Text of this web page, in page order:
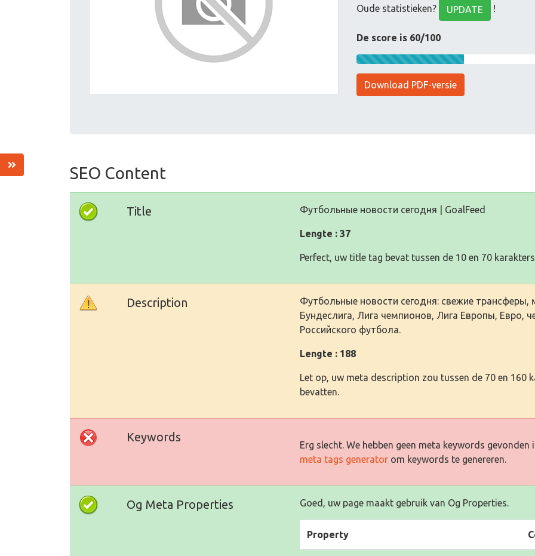
Oude statistieken? UPDATE !
De score is 60/100
Download PDF-versie
SEO Content
Title Футбольные новости сегодня | GoalFeed
Lengte : 37
Perfect, uw title tag bevat tussen de 10 en 70
Description
Футбольные новости сегодня: свежие
Бундеслига, Лига чемпионов, Лига Европы, Евро,
Российского футбола.
Lengte : 188
Let op, uw meta description zou tussen de 70 en 160
bevatten.
Keywords
Erg slecht. We hebben geen meta keywords
meta tags generator om keywords te genereren.
Og Meta Properties Goed, uw page maakt gebruik van Og Properties.
Property